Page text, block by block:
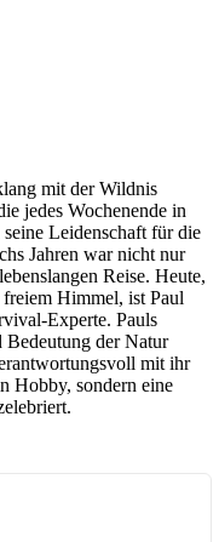
mit der Wildnis
jedes Wochenende in
Leidenschaft für die
Jahren war nicht nur
Reise. Heute,
Himmel, ist Paul
Experte. Pauls
Bedeutung der Natur
mit ihr
Hobby, sondern eine